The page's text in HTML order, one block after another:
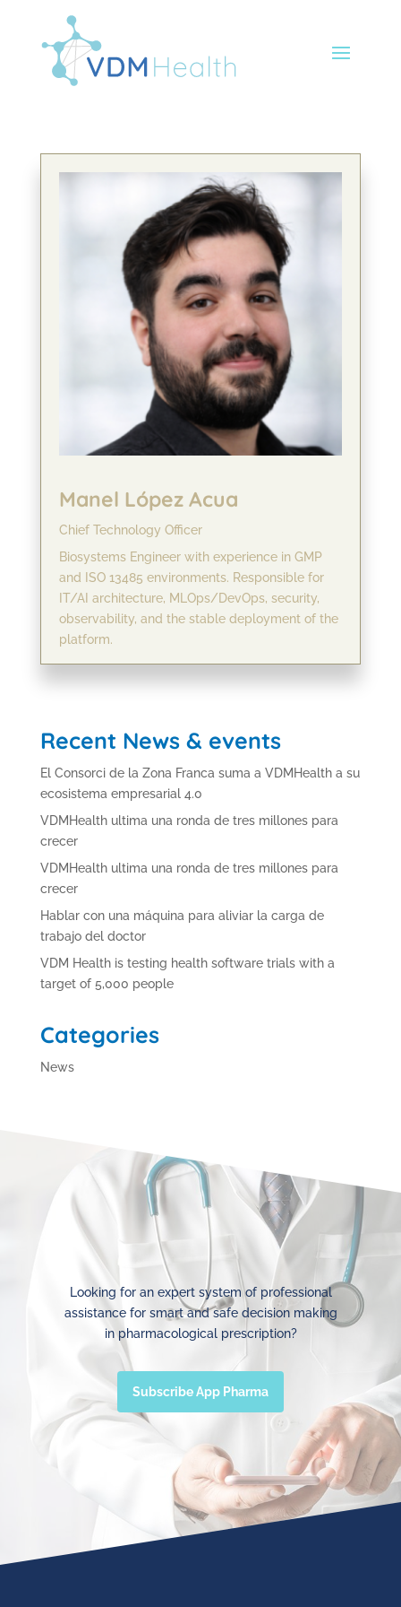
Manel López Acua
Chief Technology Officer
Biosystems Engineer with experience in GMP
and ISO 13485 environments. Responsible for
IT/AI architecture, MLOps/DevOps, security,
observability, and the stable deployment of the
platform.
Recent News & events
El Consorci de la Zona Franca suma a VDMHealth a su
ecosistema empresarial 4.0
VDMHealth ultima una ronda de tres millones para
crecer
VDMHealth ultima una ronda de tres millones para
crecer
Hablar con una máquina para aliviar la carga de
trabajo del doctor
VDM Health is testing health software trials with a
target of 5,000 people
Categories
News
Looking for an expert system of professional
assistance for smart and safe decision making
in pharmacological prescription?
Subscribe App Pharma